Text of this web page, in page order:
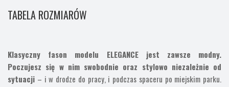
TABELA ROZMIARÓW
Klasyczny fason modelu ELEGANCE jest zawsze modny.
Poczujesz się w nim swobodnie oraz stylowo niezależnie od
sytuacji – i w drodze do pracy, i podczas spaceru po miejskim parku.